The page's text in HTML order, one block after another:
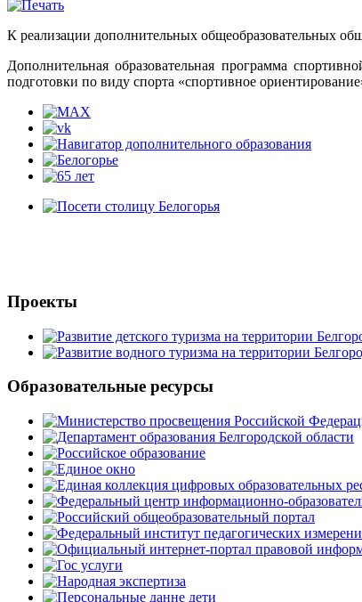
К реализации дополнительных общеобразовательных
Дополнительная образовательная программа
подготовки по виду спорта «спортивное
Проекты
Образовательные ресурсы